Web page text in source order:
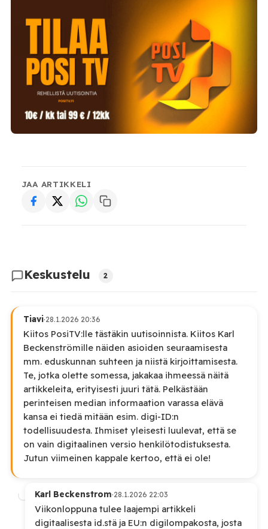
JAA ARTIKKELI
Keskustelu 2
Tiavi·28.1.2026 20:36
Kiitos PosiTV:lle tästäkin uutisoinnista. Kiitos Karl
Beckenströmille näiden asioiden seuraamisesta
mm. eduskunnan suhteen ja niistä kirjoittamisesta.
Te, jotka olette somessa, jakakaa ihmeessä näitä
artikkeleita, erityisesti juuri tätä. Pelkästään
perinteisen median informaation varassa elävä
kansa ei tiedä mitään esim. digi-ID:n
todellisuudesta. Ihmiset yleisesti luulevat, että se
on vain digitaalinen versio henkilötodistuksesta.
Jutun viimeinen kappale kertoo, että ei ole!
Karl Beckenstrom·28.1.2026 22:03
Viikonloppuna tulee laajempi artikkeli
digitaalisesta id.stä ja EU:n digilompakosta, josta